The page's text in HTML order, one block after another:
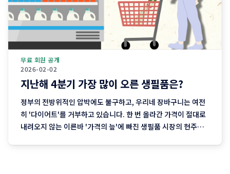
2026-02-02
무료 회원 공개
지난해 4분기 가장 많이 오른 생필품은?
정부의 전방위적인 압박에도 불구하고, 우리네 장바구니는 여전
히 '다이어트'를 거부하고 있습니다. 한 번 올라간 가격이 절대로
내려오지 않는 이른바 '가격의 늪'에 빠진 생필품 시장의 현주소